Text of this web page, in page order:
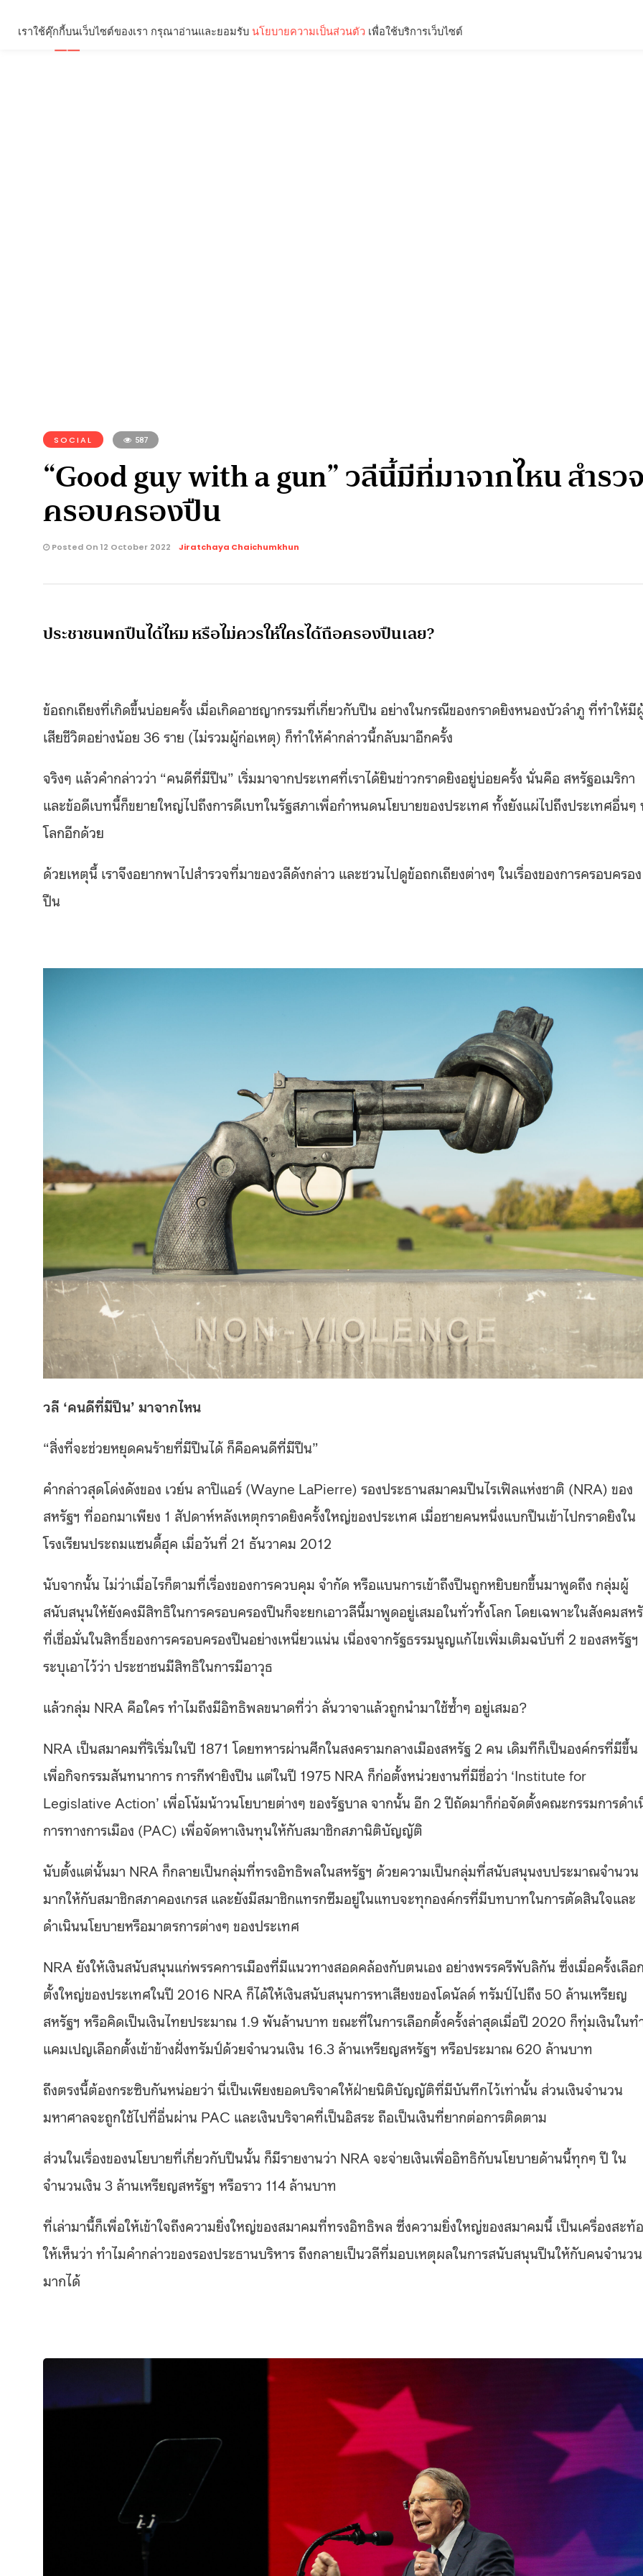
SOCIAL 587
“Good guy with a gun” วลีนี้มีที่มาจากไหน สำร
ครอบครองปืน
Posted On 12 October 2022 Jiratchaya Chaichumkhun
ประชาชนพกปืนได้ไหม หรือไม่ควรให้ใครได้ถือครองปืนเลย?
ข้อถกเถียงที่เกิดขึ้นบ่อยครั้ง เมื่อเกิดอาชญากรรมที่เกี่ยวกับปืน อย่างในกรณีของกราดยิงหนองบัวลำภู ที่ทำให้มี
เสียชีวิตอย่างน้อย 36 ราย (ไม่รวมผู้ก่อเหตุ) ก็ทำให้คำกล่าวนี้กลับมาอีกครั้ง
จริงๆ แล้วคำกล่าวว่า “คนดีที่มีปืน” เริ่มมาจากประเทศที่เราได้ยินข่าวกราดยิงอยู่บ่อยครั้ง นั่นคือ สหรัฐอเมริกา
และข้อดีเบทนี้ก็ขยายใหญ่ไปถึงการดีเบทในรัฐสภาเพื่อกำหนดนโยบายของประเทศ ทั้งยังแผ่ไปถึงประเทศอื่นๆ
โลกอีกด้วย
ด้วยเหตุนี้ เราจึงอยากพาไปสำรวจที่มาของวลีดังกล่าว และชวนไปดูข้อถกเถียงต่างๆ ในเรื่องของการครอบครอง
ปืน
วลี ‘คนดีที่มีปืน’ มาจากไหน
“สิ่งที่จะช่วยหยุดคนร้ายที่มีปืนได้ ก็คือคนดีที่มีปืน”
คำกล่าวสุดโด่งดังของ เวย์น ลาปิแอร์ (Wayne LaPierre) รองประธานสมาคมปืนไรเฟิลแห่งชาติ (NRA) ของ
สหรัฐฯ ที่ออกมาเพียง 1 สัปดาห์หลังเหตุกราดยิงครั้งใหญ่ของประเทศ เมื่อชายคนหนึ่งแบกปืนเข้าไปกราดยิงใน
โรงเรียนประถมแซนดี้ฮุค เมื่อวันที่ 21 ธันวาคม 2012
นับจากนั้น ไม่ว่าเมื่อไรก็ตามที่เรื่องของการควบคุม จำกัด หรือแบนการเข้าถึงปืนถูกหยิบยกขึ้นมาพูดถึง กลุ่มผู้
สนับสนุนให้ยังคงมีสิทธิในการครอบครองปืนก็จะยกเอาวลีนี้มาพูดอยู่เสมอในทั่วทั้งโลก โดยเฉพาะในสังคมสห
ที่เชื่อมั่นในสิทธิ์ของการครอบครองปืนอย่างเหนี่ยวแน่น เนื่องจากรัฐธรรมนูญแก้ไขเพิ่มเติมฉบับที่ 2 ของสหรัฐฯ
ระบุเอาไว้ว่า ประชาชนมีสิทธิในการมีอาวุธ
แล้วกลุ่ม NRA คือใคร ทำไมถึงมีอิทธิพลขนาดที่ว่า ลั่นวาจาแล้วถูกนำมาใช้ซ้ำๆ อยู่เสมอ?
NRA เป็นสมาคมที่ริเริ่มในปี 1871 โดยทหารผ่านศึกในสงครามกลางเมืองสหรัฐ 2 คน เดิมทีก็เป็นองค์กรที่มีขึ้น
เพื่อกิจกรรมสันทนาการ การกีฬายิงปืน แต่ในปี 1975 NRA ก็ก่อตั้งหน่วยงานที่มีชื่อว่า ‘Institute for
Legislative Action’ เพื่อโน้มน้าวนโยบายต่างๆ ของรัฐบาล จากนั้น อีก 2 ปีถัดมาก็ก่อจัดตั้งคณะกรรมการดำเ
การทางการเมือง (PAC) เพื่อจัดหาเงินทุนให้กับสมาชิกสภานิติบัญญัติ
นับตั้งแต่นั้นมา NRA ก็กลายเป็นกลุ่มที่ทรงอิทธิพลในสหรัฐฯ ด้วยความเป็นกลุ่มที่สนับสนุนงบประมาณจำนวน
มากให้กับสมาชิกสภาคองเกรส และยังมีสมาชิกแทรกซึมอยู่ในแทบจะทุกองค์กรที่มีบทบาทในการตัดสินใจและ
ดำเนินนโยบายหรือมาตรการต่างๆ ของประเทศ
NRA ยังให้เงินสนับสนุนแก่พรรคการเมืองที่มีแนวทางสอดคล้องกับตนเอง อย่างพรรครีพับลิกัน ซึ่งเมื่อครั้งเลือก
ตั้งใหญ่ของประเทศในปี 2016 NRA ก็ได้ให้เงินสนับสนุนการหาเสียงของโดนัลด์ ทรัมป์ไปถึง 50 ล้านเหรียญ
สหรัฐฯ หรือคิดเป็นเงินไทยประมาณ 1.9 พันล้านบาท ขณะที่ในการเลือกตั้งครั้งล่าสุดเมื่อปี 2020 ก็ทุ่มเงินในท
แคมเปญเลือกตั้งเข้าข้างฝั่งทรัมป์ด้วยจำนวนเงิน 16.3 ล้านเหรียญสหรัฐฯ หรือประมาณ 620 ล้านบาท
ถึงตรงนี้ต้องกระซิบกันหน่อยว่า นี่เป็นเพียงยอดบริจาคให้ฝ่ายนิติบัญญัติที่มีบันทึกไว้เท่านั้น ส่วนเงินจำนวน
มหาศาลจะถูกใช้ไปที่อื่นผ่าน PAC และเงินบริจาคที่เป็นอิสระ ถือเป็นเงินที่ยากต่อการติดตาม
ส่วนในเรื่องของนโยบายที่เกี่ยวกับปืนนั้น ก็มีรายงานว่า NRA จะจ่ายเงินเพื่ออิทธิกับนโยบายด้านนี้ทุกๆ ปี ใน
จำนวนเงิน 3 ล้านเหรียญสหรัฐฯ หรือราว 114 ล้านบาท
ที่เล่ามานี้ก็เพื่อให้เข้าใจถึงความยิ่งใหญ่ของสมาคมที่ทรงอิทธิพล ซึ่งความยิ่งใหญ่ของสมาคมนี้ เป็นเครื่องสะท้
ให้เห็นว่า ทำไมคำกล่าวของรองประธานบริหาร ถึงกลายเป็นวลีที่มอบเหตุผลในการสนับสนุนปืนให้กับคนจำนวน
มากได้
เราใช้คุ๊กกี้บนเว็บไซต์ของเรา กรุณาอ่านและยอมรับ นโยบายความเป็นส่วนตัว เพื่อใช้บริการเว็บไซต์